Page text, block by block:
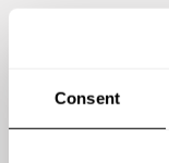
Consent